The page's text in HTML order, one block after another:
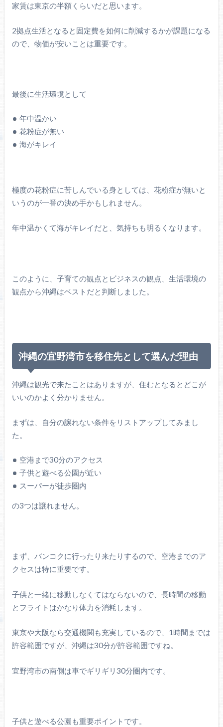
家賃は東京の半額くらいだと思います。
2拠点生活となると固定費を如何に削減するかが課題になる
ので、物価が安いことは重要です。
最後に生活環境として
年中温かい
花粉症が無い
海がキレイ
極度の花粉症に苦しんでいる身としては、花粉症が無いと
いうのが一番の決め手かもしれません。
年中温かくて海がキレイだと、気持ちも明るくなります。
このように、子育ての観点とビジネスの観点、生活環境の
観点から沖縄はベストだと判断しました。
沖縄の宜野湾市を移住先として選んだ理由
沖縄は観光で来たことはありますが、住むとなるとどこが
いいのかよく分かりません。
まずは、自分の譲れない条件をリストアップしてみまし
た。
空港まで30分のアクセス
子供と遊べる公園が近い
スーパーが徒歩圏内
の3つは譲れません。
まず、バンコクに行ったり来たりするので、空港までのア
クセスは特に重要です。
子供と一緒に移動しなくてはならないので、長時間の移動
とフライトはかなり体力を消耗します。
東京や大阪なら交通機関も充実しているので、1時間までは
許容範囲ですが、沖縄は30分が許容範囲ですね。
宜野湾市の南側は車でギリギリ30分圏内です。
子供と遊べる公園も重要ポイントです。